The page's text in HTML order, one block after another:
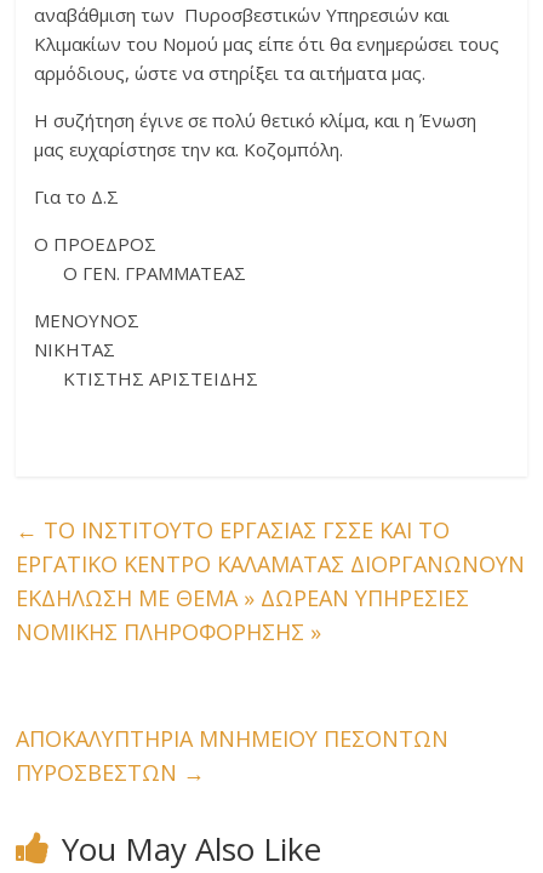
αναβάθμιση των Πυροσβεστικών Υπηρεσιών και
Κλιμακίων του Νομού μας είπε ότι θα ενημερώσει τους
αρμόδιους, ώστε να στηρίξει τα αιτήματα μας.
Η συζήτηση έγινε σε πολύ θετικό κλίμα, και η Ένωση
μας ευχαρίστησε την κα. Κοζομπόλη.
Για το Δ.Σ
Ο ΠΡΟΕΔΡΟΣ
Ο ΓΕΝ. ΓΡΑΜΜΑΤΕΑΣ
ΜΕΝΟΥΝΟΣ
ΝΙΚΗΤΑΣ
ΚΤΙΣΤΗΣ ΑΡΙΣΤΕΙΔΗΣ
← ΤΟ ΙΝΣΤΙΤΟΥΤΟ ΕΡΓΑΣΙΑΣ ΓΣΣΕ ΚΑΙ ΤΟ
ΕΡΓΑΤΙΚΟ ΚΕΝΤΡΟ ΚΑΛΑΜΑΤΑΣ ΔΙΟΡΓΑΝΩΝΟΥΝ
ΕΚΔΗΛΩΣΗ ΜΕ ΘΕΜΑ » ΔΩΡΕΑΝ ΥΠΗΡΕΣΙΕΣ
ΝΟΜΙΚΗΣ ΠΛΗΡΟΦΟΡΗΣΗΣ »
ΑΠΟΚΑΛΥΠΤΗΡΙΑ ΜΝΗΜΕΙΟΥ ΠΕΣΟΝΤΩΝ
ΠΥΡΟΣΒΕΣΤΩΝ →
You May Also Like